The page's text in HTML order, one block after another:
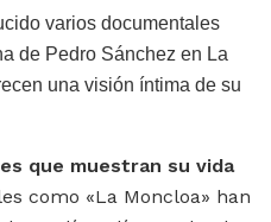
varios documentales
de Pedro Sánchez en La
una visión íntima de su
que muestran su vida
como «La Moncloa» han